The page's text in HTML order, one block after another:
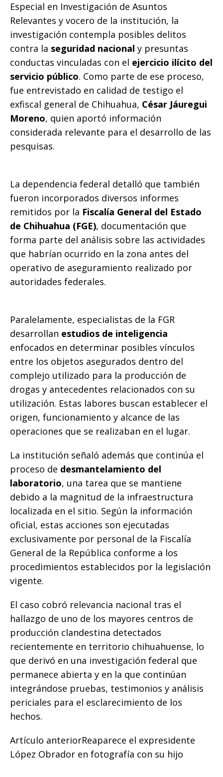
Especial en Investigación de Asuntos
Relevantes y vocero de la institución, la
investigación contempla posibles delitos
contra la seguridad nacional y presuntas
conductas vinculadas con el ejercicio ilícito del
servicio público. Como parte de ese proceso,
fue entrevistado en calidad de testigo el
exfiscal general de Chihuahua, César Jáuregui
Moreno, quien aportó información
considerada relevante para el desarrollo de las
pesquisas.
La dependencia federal detalló que también
fueron incorporados diversos informes
remitidos por la Fiscalía General del Estado
de Chihuahua (FGE), documentación que
forma parte del análisis sobre las actividades
que habrían ocurrido en la zona antes del
operativo de aseguramiento realizado por
autoridades federales.
Paralelamente, especialistas de la FGR
desarrollan estudios de inteligencia
enfocados en determinar posibles vínculos
entre los objetos asegurados dentro del
complejo utilizado para la producción de
drogas y antecedentes relacionados con su
utilización. Estas labores buscan establecer el
origen, funcionamiento y alcance de las
operaciones que se realizaban en el lugar.
La institución señaló además que continúa el
proceso de desmantelamiento del
laboratorio, una tarea que se mantiene
debido a la magnitud de la infraestructura
localizada en el sitio. Según la información
oficial, estas acciones son ejecutadas
exclusivamente por personal de la Fiscalía
General de la República conforme a los
procedimientos establecidos por la legislación
vigente.
El caso cobró relevancia nacional tras el
hallazgo de uno de los mayores centros de
producción clandestina detectados
recientemente en territorio chihuahuense, lo
que derivó en una investigación federal que
permanece abierta y en la que continúan
integrándose pruebas, testimonios y análisis
periciales para el esclarecimiento de los
hechos.
Artículo anteriorReaparece el expresidente
López Obrador en fotografía con su hijo